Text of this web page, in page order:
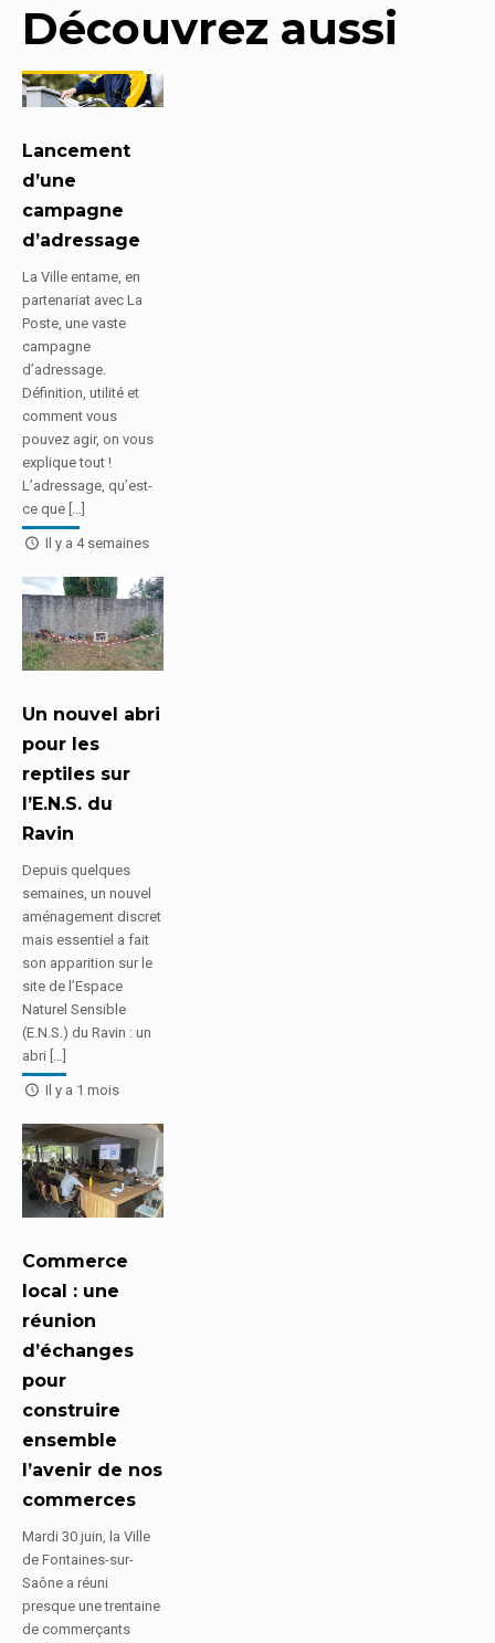
Découvrez aussi
Lancement
d’une
campagne
d’adressage
La Ville entame, en
partenariat avec La
Poste, une vaste
campagne
d’adressage.
Définition, utilité et
comment vous
pouvez agir, on vous
explique tout !
L’adressage, qu’est-
ce que […]
Il y a 4 semaines
Un nouvel abri
pour les
reptiles sur
l’E.N.S. du
Ravin
Depuis quelques
semaines, un nouvel
aménagement discret
mais essentiel a fait
son apparition sur le
site de l’Espace
Naturel Sensible
(E.N.S.) du Ravin : un
abri […]
Il y a 1 mois
Commerce
local : une
réunion
d’échanges
pour
construire
ensemble
l’avenir de nos
commerces
Mardi 30 juin, la Ville
de Fontaines-sur-
Saône a réuni
presque une trentaine
de commerçants